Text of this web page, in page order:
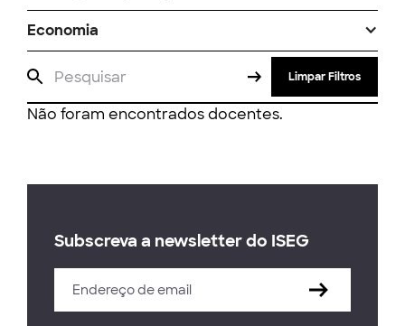
Economia
Limpar Filtros
Não foram encontrados docentes.
Subscreva a newsletter do ISEG